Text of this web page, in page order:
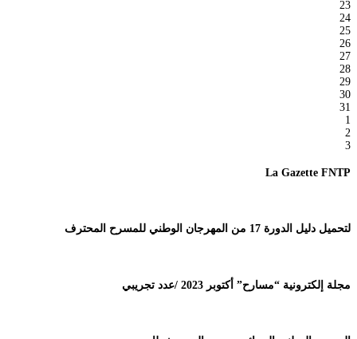
23
24
25
26
27
28
29
30
31
1
2
3
La Gazette FNTP
لتحميل دليل الدورة 17 من المهرجان الوطني للمسرح المحترف
مجلة إلكترونية “مسارح” أكتوبر 2023 /عدد تجريبي